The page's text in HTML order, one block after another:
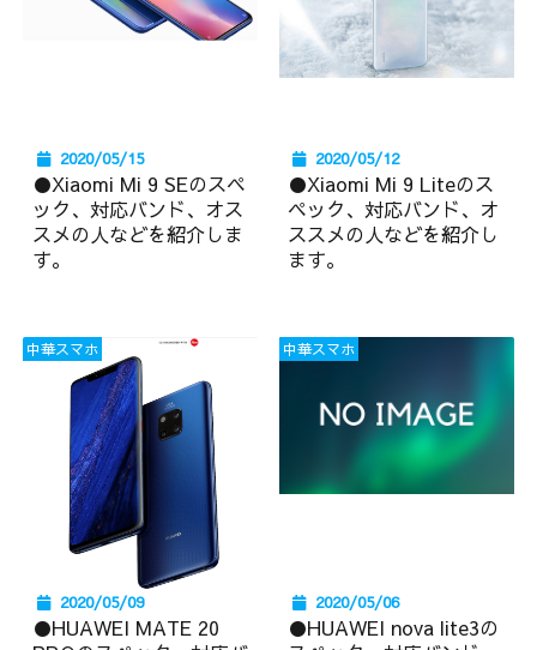
2020/05/15
●Xiaomi Mi 9 SEのスペ
ック、対応バンド、オス
スメの人などを紹介しま
す。
2020/05/12
●Xiaomi Mi 9 Liteのス
ペック、対応バンド、オ
ススメの人などを紹介し
ます。
中華スマホ
2020/05/09
●HUAWEI MATE 20
中華スマホ
2020/05/06
●HUAWEI nova lite3の